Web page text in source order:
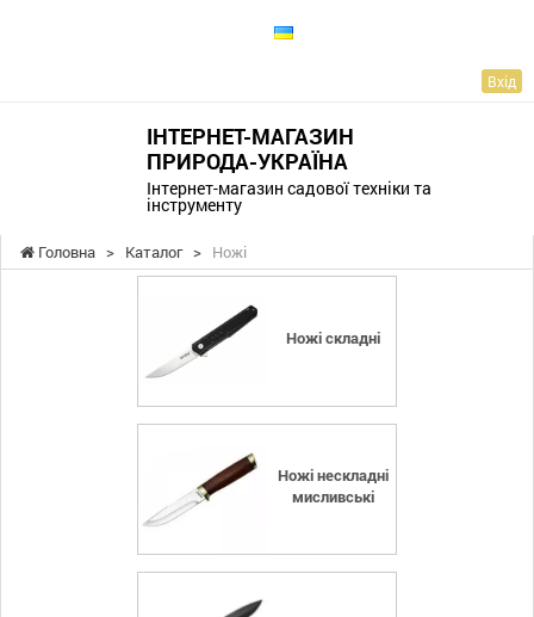
Вхід
ІНТЕРНЕТ-МАГАЗИН
ПРИРОДА-УКРАЇНА
Інтернет-магазин садової техніки та
інструменту
Головна > Каталог > Ножі
Ножі складні
Ножі нескладні
мисливські